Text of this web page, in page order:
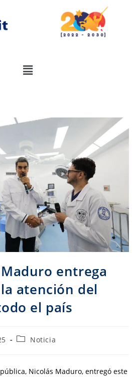
entrega
atención del
el país
Noticia
Nicolás Maduro, entregó este